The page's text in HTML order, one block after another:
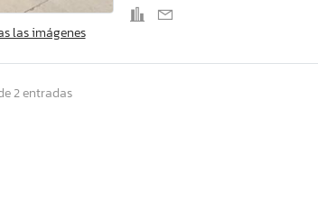
las imágenes
2 entradas